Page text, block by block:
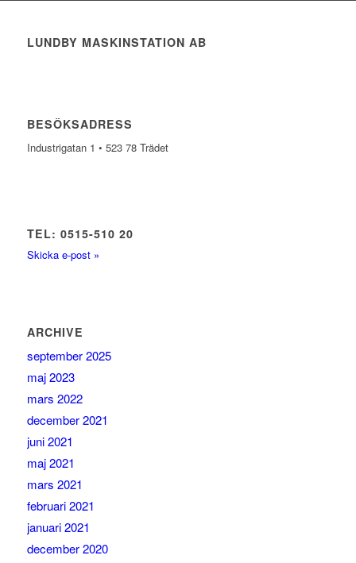
LUNDBY MASKINSTATION AB
BESÖKSADRESS
Industrigatan 1 • 523 78 Trädet
TEL: 0515-510 20
Skicka e-post »
ARCHIVE
september 2025
maj 2023
mars 2022
december 2021
juni 2021
maj 2021
mars 2021
februari 2021
januari 2021
december 2020